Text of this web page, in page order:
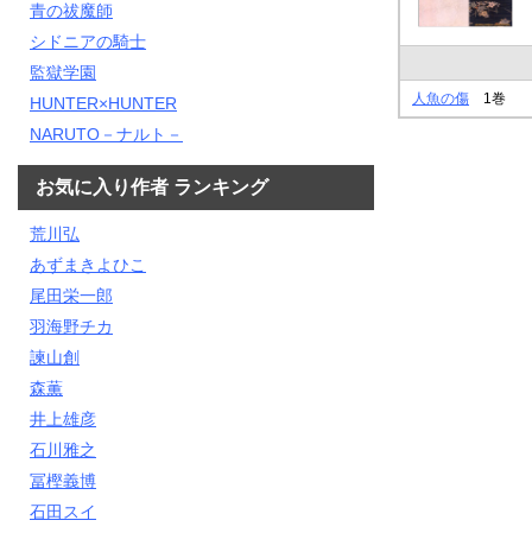
人魚の傷 1巻
青の祓魔師
シドニアの騎士
監獄学園
HUNTER×HUNTER
NARUTO－ナルト－
お気に入り作者 ランキング
荒川弘
あずまきよひこ
尾田栄一郎
羽海野チカ
諫山創
森薫
井上雄彦
石川雅之
冨樫義博
石田スイ